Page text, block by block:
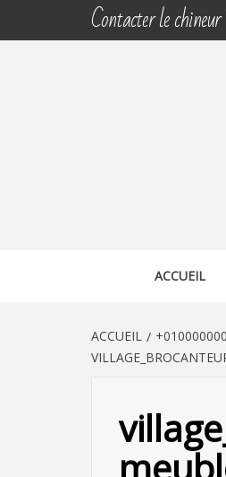
Contacter le
ACCUEIL
ACCUEIL